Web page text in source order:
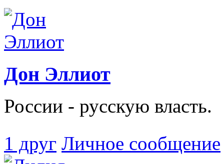
Дон Эллиот
России - русскую власть.
1 друг Личное сообщение